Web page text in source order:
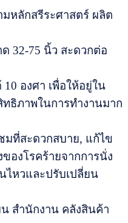
หลักสรีระศาสตร์ ผลิต
32-75 นิ้ว สะดวกต่อ
องศา เพื่อให้อยู่ใน
ธิภาพในการทำงานมาก
มที่สะดวกสบาย, แก้ไข
องโรคร้ายจากการนั่ง
ไหวและปรับเปลี่ยน
น สำนักงาน คลังสินค้า